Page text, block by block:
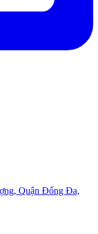
Quận Đống Đa,